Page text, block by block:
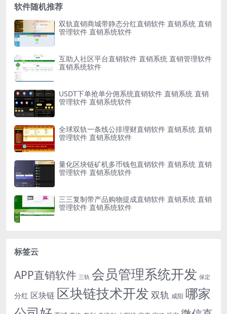
软件随机推荐
双轨直销商城带静态分红直销软件 直销系统 直销
管理软件 直销系统软件
互助人社区平台直销软件 直销系统 直销管理软件
直销系统软件
USDT下单抢单分佣系统直销软件 直销系统 直销
管理软件 直销系统软件
全球双轨一条线公排理财直销软件 直销系统 直销
管理软件 直销系统软件
量化区块链矿机多币钱包直销软件 直销系统 直销
管理软件 直销系统软件
三三复制带产品购物提成直销软件 直销系统 直销
管理软件 直销系统软件
标签云
APP直销软件 三轨 会员管理系统开发 保定
分红 区块链 区块链技术开发 双轨 咸阳 哪家